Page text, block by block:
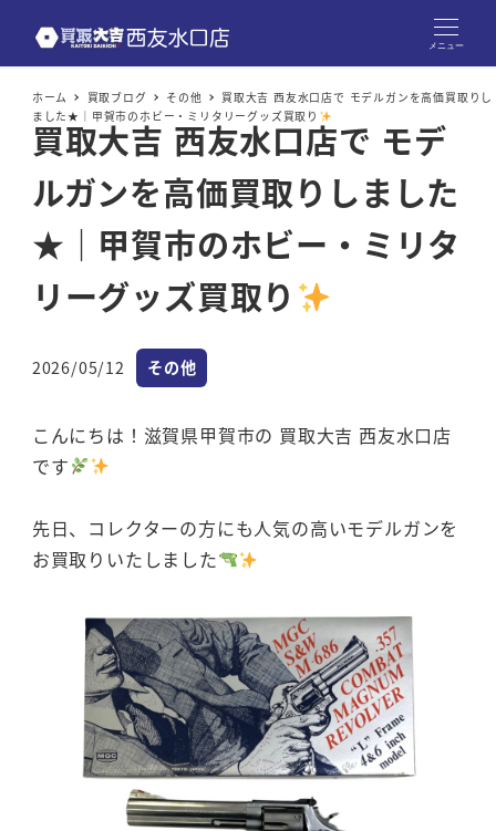
メニュー
ホーム 買取ブログ その他
買取大吉 西友水口店で モデルガンを高価買取りし
ました★｜甲賀市のホビー・ミリタリーグッズ買取り
買取大吉 西友水口店で モデ
ルガンを高価買取りしました
★｜甲賀市のホビー・ミリタ
リーグッズ買取り
投稿日
2026/05/12 カテゴリー
その他
こんにちは！滋賀県甲賀市の 買取大吉 西友水口店
です
先日、コレクターの方にも人気の高いモデルガンを
お買取りいたしました